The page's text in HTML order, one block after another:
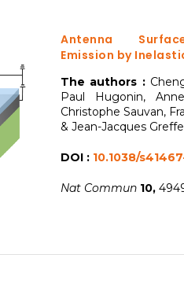
Antenna
Emission by
The authors :
Paul Hugonin,
Christophe Sauvan,
& Jean-Jacques
DOI : 10.1038/
Nat Commun 10,